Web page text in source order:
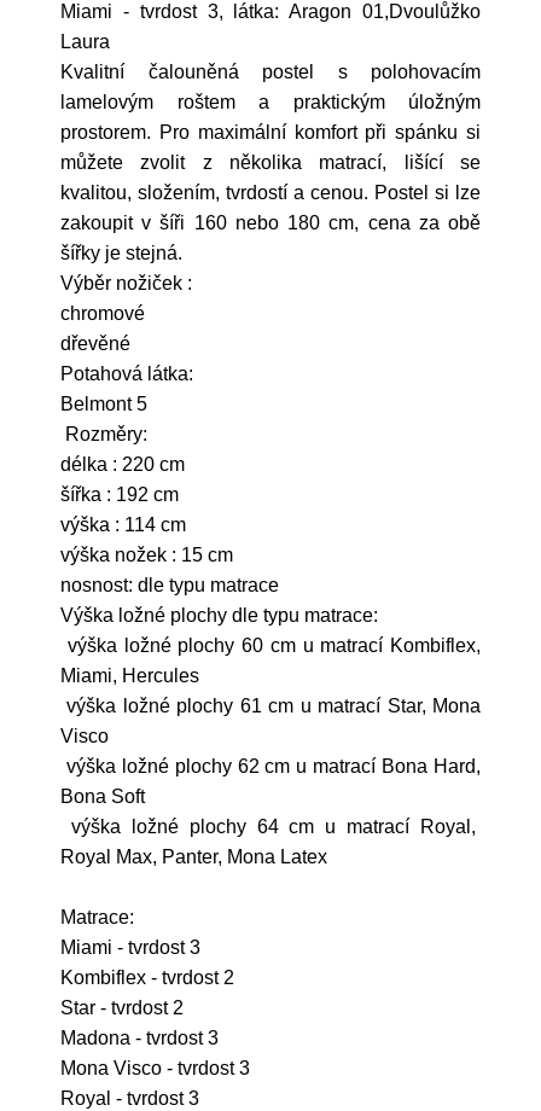
Miami - tvrdost 3, látka: Aragon 01,Dvoulůžko
Laura
Kvalitní čalouněná postel s polohovacím
lamelovým roštem a praktickým úložným
prostorem. Pro maximální komfort při spánku si
můžete zvolit z několika matrací, lišící se
kvalitou, složením, tvrdostí a cenou. Postel si lze
zakoupit v šíři 160 nebo 180 cm, cena za obě
šířky je stejná.
Výběr nožiček :
chromové
dřevěné
Potahová látka:
Belmont 5
Rozměry:
délka : 220 cm
šířka : 192 cm
výška : 114 cm
výška nožek : 15 cm
nosnost: dle typu matrace
Výška ložné plochy dle typu matrace:
výška ložné plochy 60 cm u matrací Kombiflex,
Miami, Hercules
výška ložné plochy 61 cm u matrací Star, Mona
Visco
výška ložné plochy 62 cm u matrací Bona Hard,
Bona Soft
výška ložné plochy 64 cm u matrací Royal,
Royal Max, Panter, Mona Latex
Matrace:
Miami - tvrdost 3
Kombiflex - tvrdost 2
Star - tvrdost 2
Madona - tvrdost 3
Mona Visco - tvrdost 3
Royal - tvrdost 3